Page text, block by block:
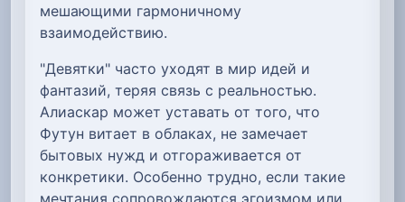
мешающими гармоничному
взаимодействию.
"Девятки" часто уходят в мир идей и
фантазий, теряя связь с реальностью.
Алиаскар может уставать от того, что
Футун витает в облаках, не замечает
бытовых нужд и отгораживается от
конкретики. Особенно трудно, если такие
мечтания сопровождаются эгоизмом или